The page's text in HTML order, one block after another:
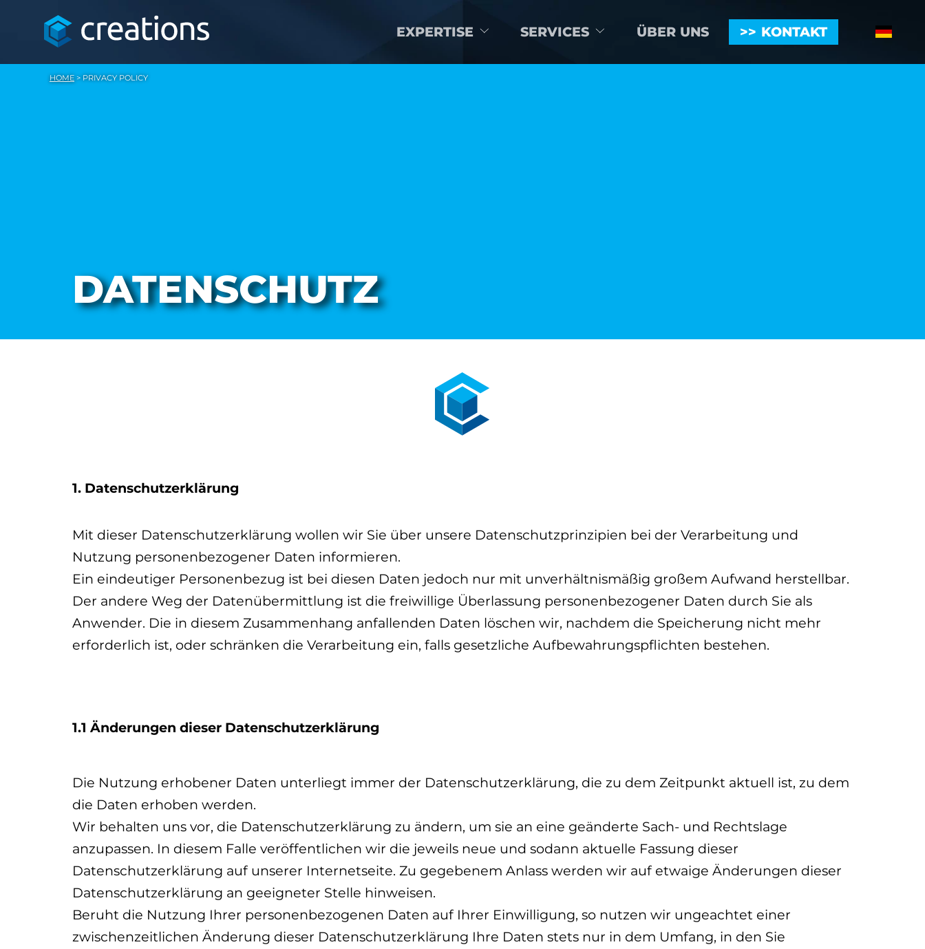
EXPERTISE SERVICES ÜBER UNS KONTAKT
HOME > PRIVACY POLICY
DATENSCHUTZ
1. Datenschutzerklärung
Mit dieser Datenschutzerklärung wollen wir Sie über unsere Datenschutzprinzipien bei der Verarbeitung und
Nutzung personenbezogener Daten informieren.
Ein eindeutiger Personenbezug ist bei diesen Daten jedoch nur mit unverhältnismäßig großem Aufwand herstellbar.
Der andere Weg der Datenübermittlung ist die freiwillige Überlassung personenbezogener Daten durch Sie als
Anwender. Die in diesem Zusammenhang anfallenden Daten löschen wir, nachdem die Speicherung nicht mehr
erforderlich ist, oder schränken die Verarbeitung ein, falls gesetzliche Aufbewahrungspflichten bestehen.
1.1 Änderungen dieser Datenschutzerklärung
Die Nutzung erhobener Daten unterliegt immer der Datenschutzerklärung, die zu dem Zeitpunkt aktuell ist, zu dem
die Daten erhoben werden.
Wir behalten uns vor, die Datenschutzerklärung zu ändern, um sie an eine geänderte Sach- und Rechtslage
anzupassen. In diesem Falle veröffentlichen wir die jeweils neue und sodann aktuelle Fassung dieser
Datenschutzerklärung auf unserer Internetseite. Zu gegebenem Anlass werden wir auf etwaige Änderungen dieser
Datenschutzerklärung an geeigneter Stelle hinweisen.
Beruht die Nutzung Ihrer personenbezogenen Daten auf Ihrer Einwilligung, so nutzen wir ungeachtet einer
zwischenzeitlichen Änderung dieser Datenschutzerklärung Ihre Daten stets nur in dem Umfang, in den Sie